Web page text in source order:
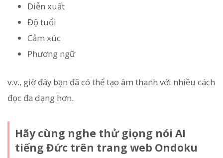
Diễn xuất
Độ tuổi
Cảm xúc
Phương ngữ
v.v., giờ đây bạn đã có thể tạo âm thanh với nhiều cách
đọc đa dạng hơn.
Hãy cùng nghe thử giọng nói AI
tiếng Đức trên trang web Ondoku